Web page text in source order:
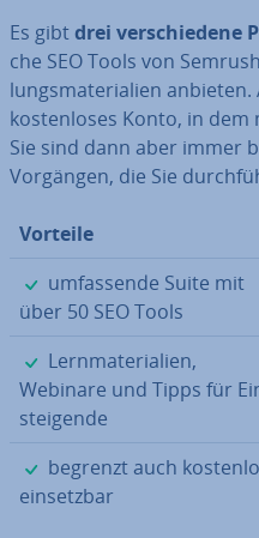
Es gibtdrei ver­schie­de­ne
che SEO Tools von
lungs­ma­te­ria­li­en anbieten.
kos­ten­lo­ses Konto, in
Sie sind dann aber immer
Vorgängen, die Sie
Vorteile
✓
um­fas­sen­de Suite mit
über 50 SEO Tools
✓Lern­ma­te­ria­li­en,
Webinare und Tipps für
stei­gen­de
✓
begrenzt auch
ein­setz­bar